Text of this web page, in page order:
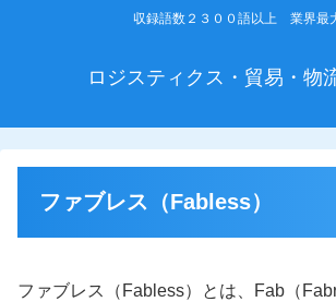
収録語数２３００語以上 業界最
ロジスティクス・貿易・物
ファブレス（Fabless）
ファブレス（Fabless）とは、Fab（